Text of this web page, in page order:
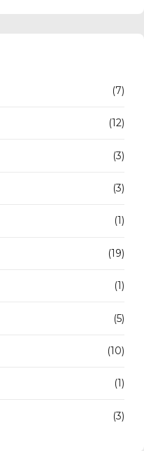
(7)
(12)
(3)
(3)
(1)
(19)
(1)
(5)
(10)
(1)
(3)